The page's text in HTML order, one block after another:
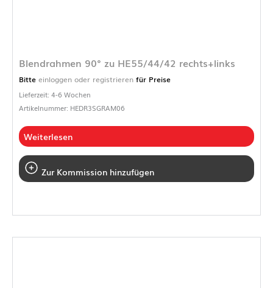
Blendrahmen 90° zu HE55/44/42 rechts+links
Bitte einloggen oder registrieren für Preise
Lieferzeit: 4-6 Wochen
Artikelnummer: HEDR3SGRAM06
Weiterlesen
Zur Kommission hinzufügen